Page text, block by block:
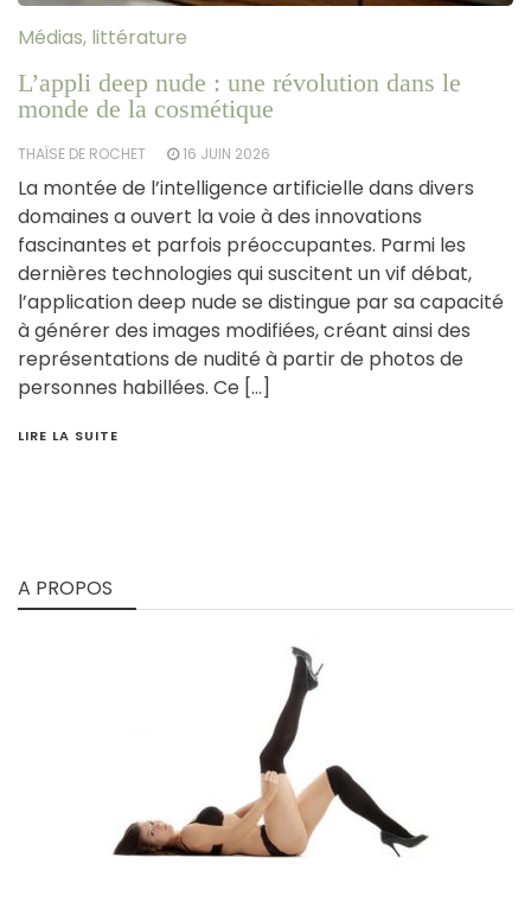
Médias, littérature
L’appli deep nude : une révolution dans le
monde de la cosmétique
THAÏSE DE ROCHET 16 JUIN 2026
La montée de l’intelligence artificielle dans divers
domaines a ouvert la voie à des innovations
fascinantes et parfois préoccupantes. Parmi les
dernières technologies qui suscitent un vif débat,
l’application deep nude se distingue par sa capacité
à générer des images modifiées, créant ainsi des
représentations de nudité à partir de photos de
personnes habillées. Ce […]
LIRE LA SUITE
A PROPOS